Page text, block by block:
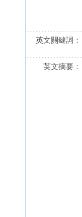
英文關鍵詞：
英文摘要：